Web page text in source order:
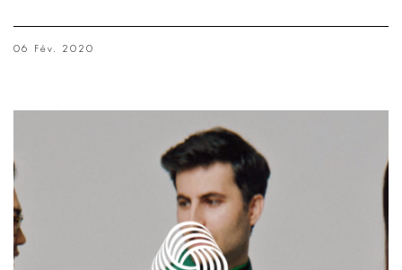
06 Fév. 2020